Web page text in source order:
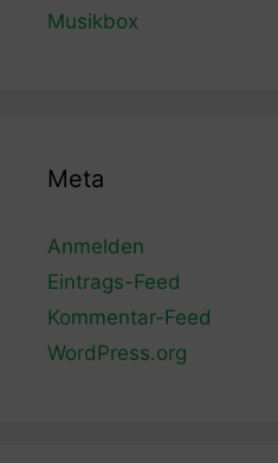
Musikbox
Meta
Anmelden
Eintrags-Feed
Kommentar-Feed
WordPress.org